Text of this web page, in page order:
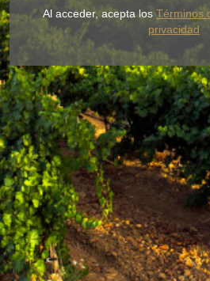
Rueda ligero,
desenfadado
tierra fértil de
NUESTROS VINOS LA BODEGA
BLUME &
+34 926 32 24 00
Ⓒ PAGOS DEL REY-Política de privacidad
online
Al acceder, acepta losTérminos
privacidad